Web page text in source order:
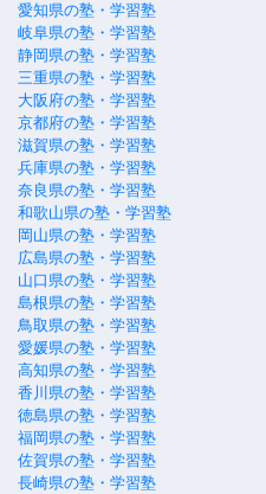
愛知県の塾・学習塾
岐阜県の塾・学習塾
静岡県の塾・学習塾
三重県の塾・学習塾
大阪府の塾・学習塾
京都府の塾・学習塾
滋賀県の塾・学習塾
兵庫県の塾・学習塾
奈良県の塾・学習塾
和歌山県の塾・学習塾
岡山県の塾・学習塾
広島県の塾・学習塾
山口県の塾・学習塾
島根県の塾・学習塾
鳥取県の塾・学習塾
愛媛県の塾・学習塾
高知県の塾・学習塾
香川県の塾・学習塾
徳島県の塾・学習塾
福岡県の塾・学習塾
佐賀県の塾・学習塾
長崎県の塾・学習塾